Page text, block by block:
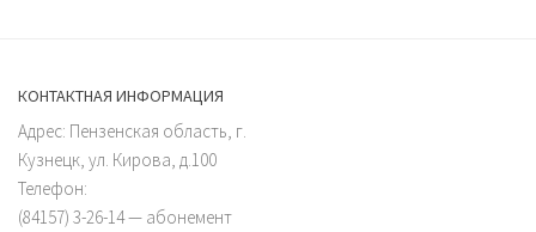
КОНТАКТНАЯ ИНФОРМАЦИЯ
Адрес: Пензенская область, г.
Кузнецк, ул. Кирова, д.100
Телефон:
(84157) 3-26-14 — абонемент